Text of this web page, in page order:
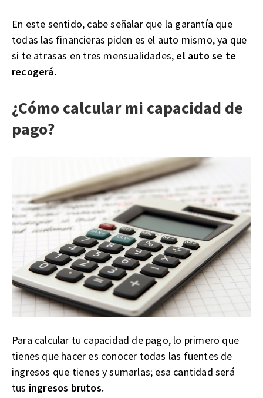
En este sentido, cabe señalar que la garantía que
todas las financieras piden es el auto mismo, ya que
si te atrasas en tres mensualidades, el auto se te
recogerá.
¿Cómo calcular mi capacidad de
pago?
Para calcular tu capacidad de pago, lo primero que
tienes que hacer es conocer todas las fuentes de
ingresos que tienes y sumarlas; esa cantidad será
tus ingresos brutos.